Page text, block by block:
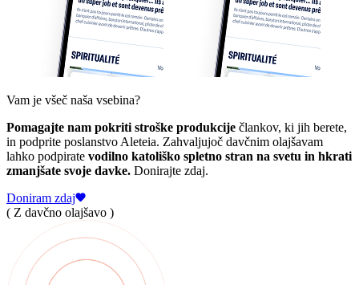
Vam je všeč naša vsebina?
Pomagajte nam pokriti stroške produkcije člankov, ki jih berete,
in podprite poslanstvo Aleteia. Zahvaljujoč davčnim olajšavam
lahko podpirate vodilno katoliško spletno stran na svetu in hkrati
zmanjšate svoje davke. Donirajte zdaj.
Doniram zdaj
( Z davčno olajšavo )